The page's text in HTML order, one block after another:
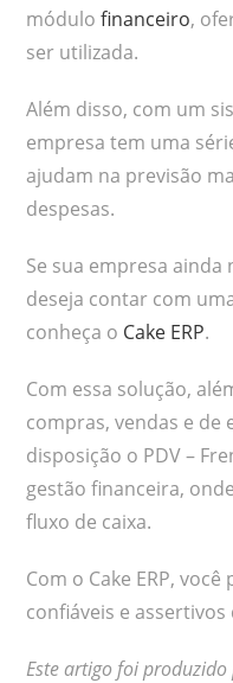
módulofinanceiro,
ser utilizada.
Além disso, com um
empresa tem uma
ajudam na previsão
despesas.
Se sua empresa ainda
deseja contar com
conheça o Cake ERP.
Com essa solução,
compras, vendas e de
disposição o PDV –
gestão financeira,
fluxo de caixa.
Com o Cake ERP,
confiáveis e
Este artigo foi